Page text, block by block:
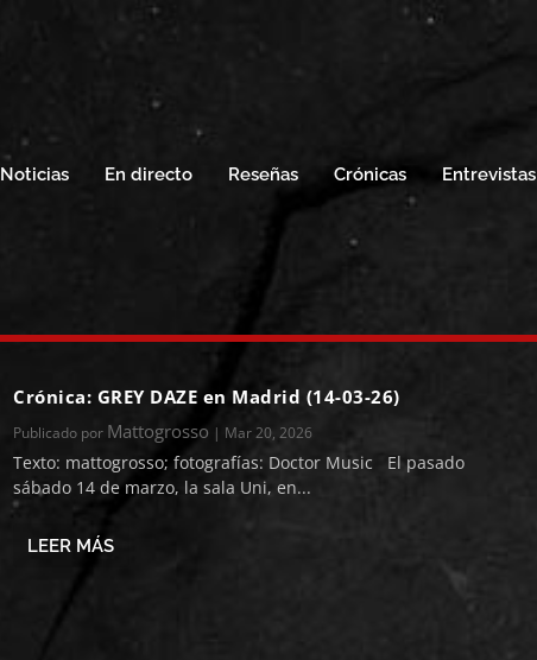
Noticias En directo Reseñas Crónicas Entrevistas
Crónica: GREY DAZE en Madrid (14-03-26)
Publicado por Mattogrosso | Mar 20, 2026
Texto: mattogrosso; fotografías: Doctor Music El pasado
sábado 14 de marzo, la sala Uni, en...
LEER MÁS